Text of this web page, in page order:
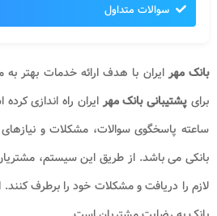
سوالات متداول
بانک مهرایران با هدف ارائه خدمات بهتر
برایپشتیبانی بانک مهر
ساعته پاسخگوی سوالات، مشکلات و
بانکی می باشد. از طریق این سیستم،
لازم را دریافت و مشکلات خود را برطرف